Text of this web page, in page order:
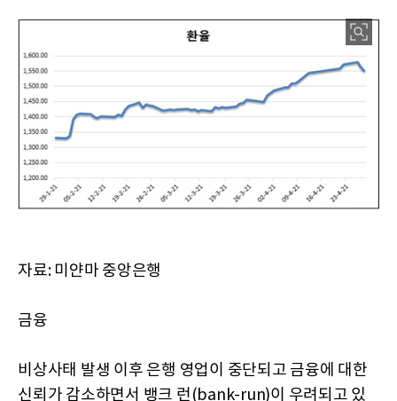
자료: 미얀마 중앙은행
금융
비상사태 발생 이후 은행 영업이 중단되고 금융에 대한
신뢰가 감소하면서 뱅크 런(bank-run)이 우려되고 있